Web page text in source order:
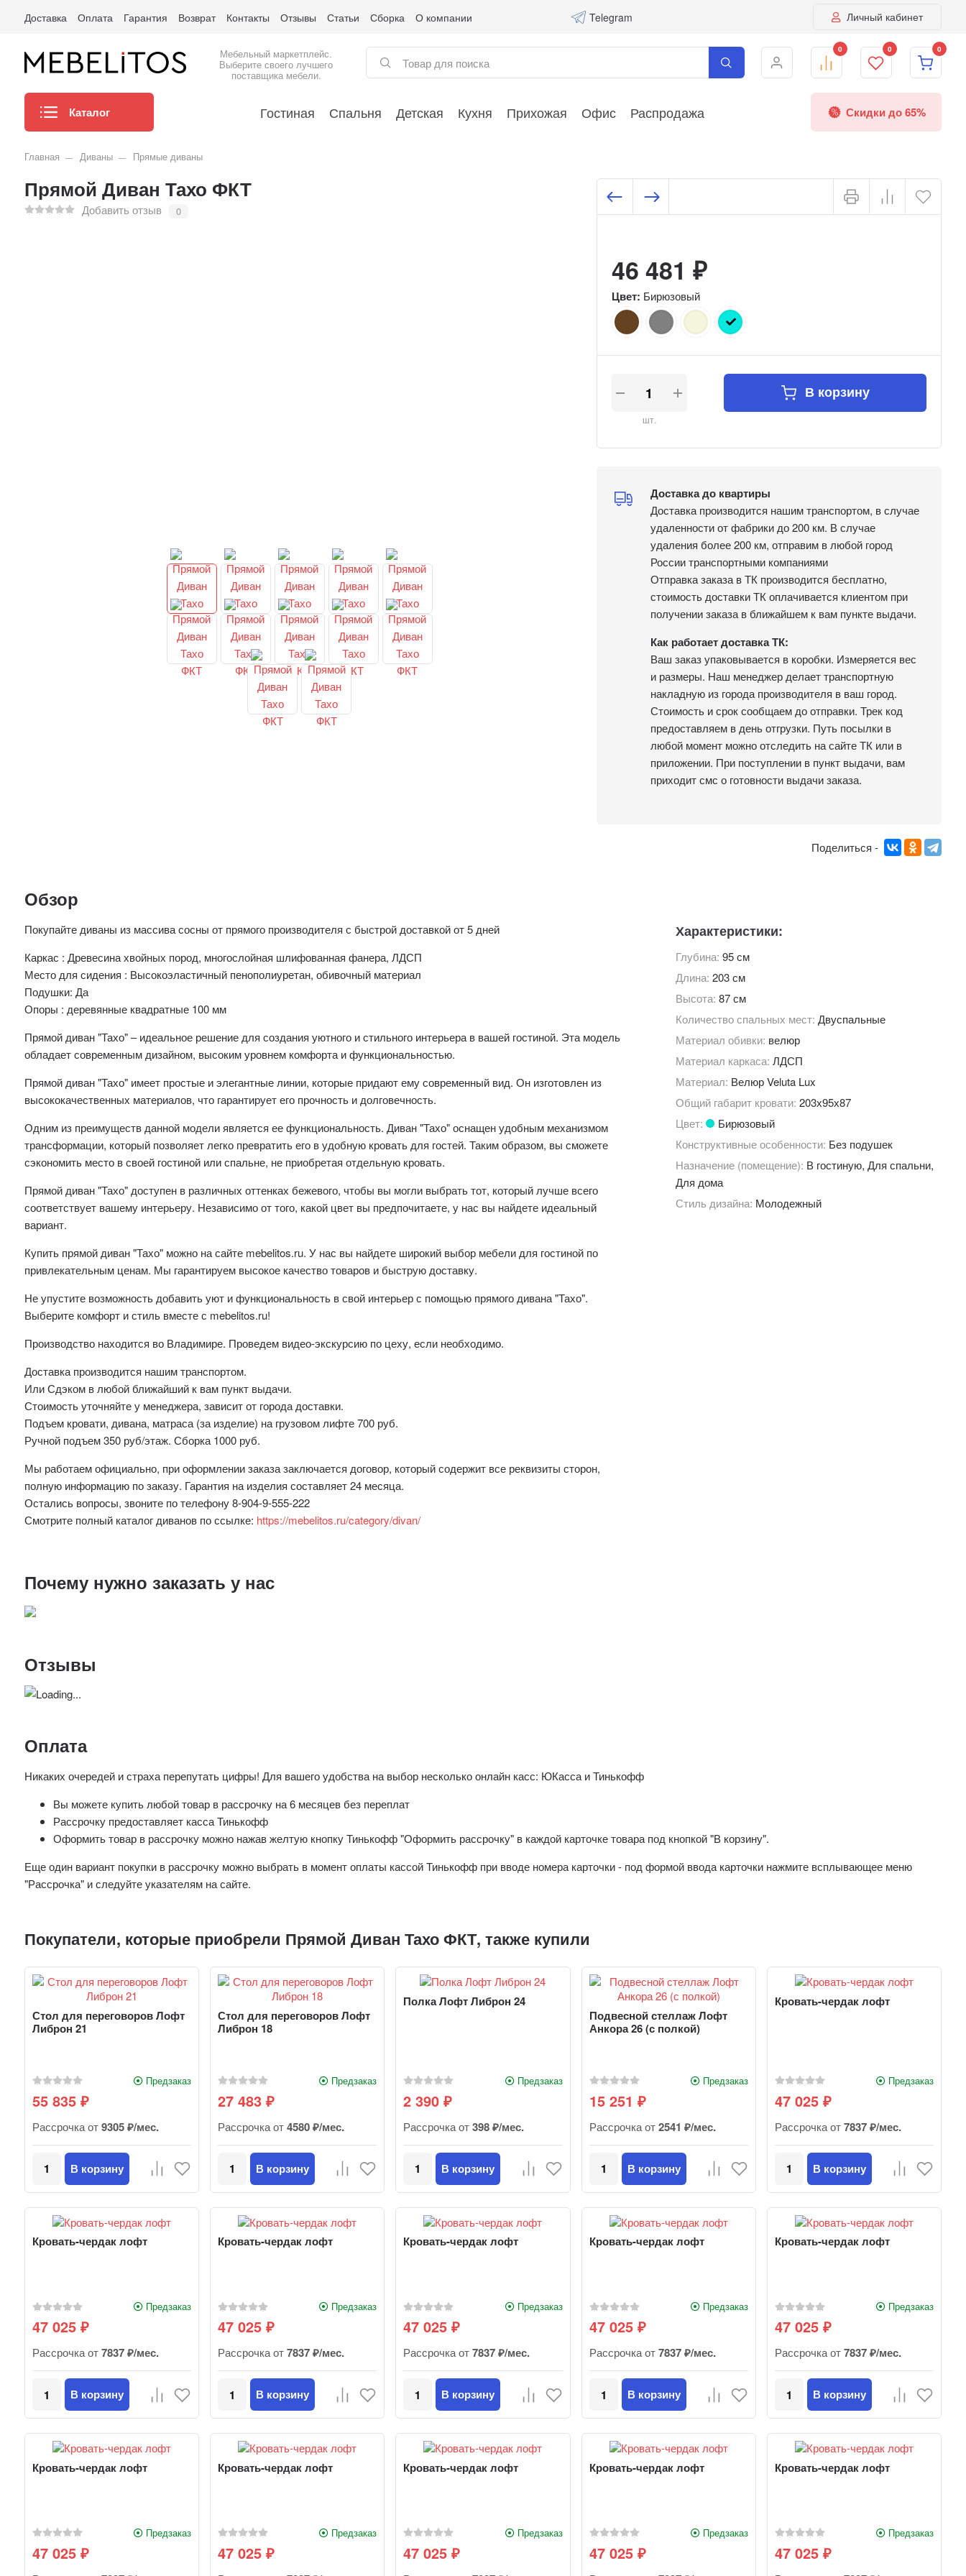
Доставка Оплата Гарантия Возврат Контакты Отзывы Статьи Сборка О компании Telegram Личный кабинет
Мебельный маркетплейс.
Выберите своего лучшего
поставщика мебели.
0 0 0
Каталог Гостиная Спальня Детская Кухня Прихожая Офис Распродажа Скидки до 65%
Главная Диваны Прямые диваны
Прямой Диван Тахо ФКТ
Добавить отзыв 0
46 481 ₽
Цвет: Бирюзовый
шт.
В корзину
Доставка до квартиры
Доставка производится нашим транспортом, в случае
удаленности от фабрики до 200 км. В случае
удаления более 200 км, отправим в любой город
России транспортными компаниями
Отправка заказа в ТК производится бесплатно,
стоимость доставки ТК оплачивается клиентом при
получении заказа в ближайшем к вам пункте выдачи.
Как работает доставка ТК:
Ваш заказ упаковывается в коробки. Измеряется вес
и размеры. Наш менеджер делает транспортную
накладную из города производителя в ваш город.
Стоимость и срок сообщаем до отправки. Трек код
предоставляем в день отгрузки. Путь посылки в
любой момент можно отследить на сайте ТК или в
приложении. При поступлении в пункт выдачи, вам
приходит смс о готовности выдачи заказа.
Поделиться -
Обзор
Покупайте диваны из массива сосны от прямого производителя с быстрой доставкой от 5 дней
Каркас : Древесина хвойных пород, многослойная шлифованная фанера, ЛДСП
Место для сидения : Высокоэластичный пенополиуретан, обивочный материал
Подушки: Да
Опоры : деревянные квадратные 100 мм
Прямой диван "Тахо" – идеальное решение для создания уютного и стильного интерьера в вашей гостиной. Эта модель
обладает современным дизайном, высоким уровнем комфорта и функциональностью.
Прямой диван "Тахо" имеет простые и элегантные линии, которые придают ему современный вид. Он изготовлен из
высококачественных материалов, что гарантирует его прочность и долговечность.
Одним из преимуществ данной модели является ее функциональность. Диван "Тахо" оснащен удобным механизмом
трансформации, который позволяет легко превратить его в удобную кровать для гостей. Таким образом, вы сможете
сэкономить место в своей гостиной или спальне, не приобретая отдельную кровать.
Прямой диван "Тахо" доступен в различных оттенках бежевого, чтобы вы могли выбрать тот, который лучше всего
соответствует вашему интерьеру. Независимо от того, какой цвет вы предпочитаете, у нас вы найдете идеальный
вариант.
Купить прямой диван "Тахо" можно на сайте mebelitos.ru. У нас вы найдете широкий выбор мебели для гостиной по
привлекательным ценам. Мы гарантируем высокое качество товаров и быструю доставку.
Не упустите возможность добавить уют и функциональность в свой интерьер с помощью прямого дивана "Тахо".
Выберите комфорт и стиль вместе с mebelitos.ru!
Производство находится во Владимире. Проведем видео-экскурсию по цеху, если необходимо.
Доставка производится нашим транспортом.
Или Сдэком в любой ближайший к вам пункт выдачи.
Стоимость уточняйте у менеджера, зависит от города доставки.
Подъем кровати, дивана, матраса (за изделие) на грузовом лифте 700 руб.
Ручной подъем 350 руб/этаж. Сборка 1000 руб.
Мы работаем официально, при оформлении заказа заключается договор, который содержит все реквизиты сторон,
полную информацию по заказу. Гарантия на изделия составляет 24 месяца.
Остались вопросы, звоните по телефону 8-904-9-555-222
Смотрите полный каталог диванов по ссылке: https://mebelitos.ru/category/divan/
Характеристики:
Глубина: 95 см
Длина: 203 см
Высота: 87 см
Количество спальных мест: Двуспальные
Материал обивки: велюр
Материал каркаса: ЛДСП
Материал: Велюр Veluta Lux
Общий габарит кровати: 203х95х87
Цвет:
Бирюзовый
Конструктивные особенности: Без подушек
Назначение (помещение): В гостиную, Для спальни,
Для дома
Стиль дизайна: Молодежный
Почему нужно заказать у нас
Отзывы
Оплата
Никаких очередей и страха перепутать цифры! Для вашего удобства на выбор несколько онлайн касс: ЮКасса и Тинькофф
Вы можете купить любой товар в рассрочку на 6 месяцев без переплат
Рассрочку предоставляет касса Тинькофф
Оформить товар в рассрочку можно нажав желтую кнопку Тинькофф "Оформить рассрочку" в каждой карточке товара под кнопкой "В корзину".
Еще один вариант покупки в рассрочку можно выбрать в момент оплаты кассой Тинькофф при вводе номера карточки - под формой ввода карточки нажмите всплывающее меню
"Рассрочка" и следуйте указателям на сайте.
Покупатели, которые приобрели Прямой Диван Тахо ФКТ, также купили
Стол для переговоров Лофт
Либрон 21
Предзаказ
55 835₽
Рассрочка от9305 ₽/мес.
В корзину
Стол для переговоров Лофт
Либрон 18
Предзаказ
27 483₽
Рассрочка от4580 ₽/мес.
В корзину
Полка Лофт Либрон 24
Предзаказ
2 390₽
Рассрочка от398 ₽/мес.
В корзину
Подвесной стеллаж Лофт
Анкора 26 (с полкой)
Предзаказ
15 251 ₽
Рассрочка от2541 ₽/мес.
В корзину
Кровать-чердак лофт
Предзаказ
47 025 ₽
Рассрочка от7837 ₽/мес.
В корзину
Кровать-чердак лофт
Предзаказ
47 025₽
Рассрочка от7837 ₽/мес.
В корзину
Кровать-чердак лофт
Предзаказ
47 025₽
Рассрочка от7837 ₽/мес.
В корзину
Кровать-чердак лофт
Предзаказ
47 025₽
Рассрочка от7837 ₽/мес.
В корзину
Кровать-чердак лофт
Предзаказ
47 025 ₽
Рассрочка от7837 ₽/мес.
В корзину
Кровать-чердак лофт
Предзаказ
47 025 ₽
Рассрочка от7837 ₽/мес.
В корзину
Кровать-чердак лофт
Предзаказ
47 025₽
Кровать-чердак лофт
Предзаказ
47 025₽
Кровать-чердак лофт
Предзаказ
47 025₽
Кровать-чердак лофт
Предзаказ
47 025 ₽
Кровать-чердак лофт
Предзаказ
47 025 ₽